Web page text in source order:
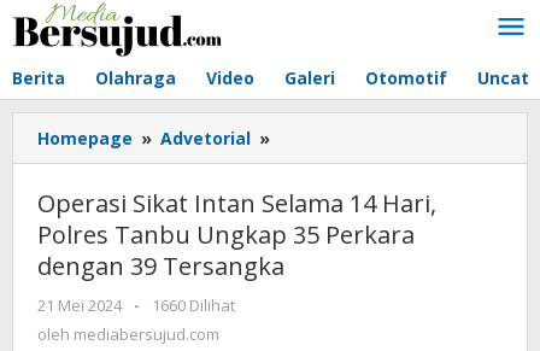
Lewati
Berita Olahraga Video Galeri Otomotif
Homepage » Advetorial »
Sikat
Intan
Selama
14
Hari,
Operasi Sikat Intan Selama 14 Hari,
Polres Tanbu Ungkap 35 Perkara
dengan 39 Tersangka
21 Mei 2024
oleh
mediabersujud.com
-
1660 Dilihat
oleh mediabersujud.com